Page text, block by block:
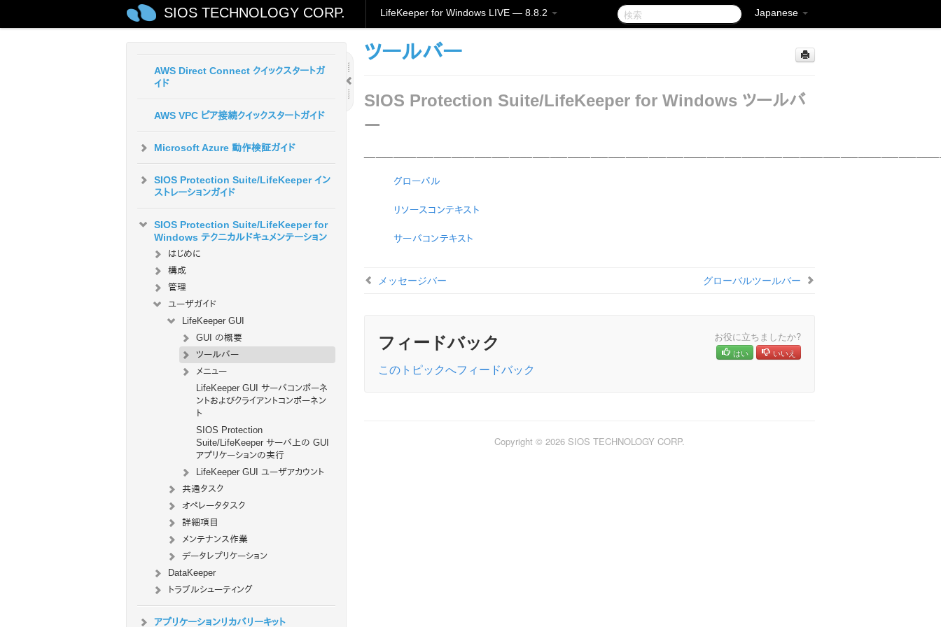
Japanese
SIOS TECHNOLOGY CORP.
LifeKeeper for Windows LIVE — 8.8.2
SIOS Protection Suite/LifeKeeper for
AWS Direct Connect クイックスタートガ
イド
AWS VPC ピア接続クイックスタートガイド
Microsoft Azure 動作検証ガイド
SIOS Protection Suite/LifeKeeper イン
ストレーションガイド
SIOS Protection Suite/LifeKeeper for
Windows テクニカルドキュメンテーション
はじめに
構成
管理
ユーザガイド
LifeKeeper GUI
GUI の概要
ツールバー
メニュー
LifeKeeper GUI サーバコンポーネ
ントおよびクライアントコンポーネン
ト
SIOS Protection
Suite/LifeKeeper サーバ上の GUI
アプリケーションの実行
LifeKeeper GUI ユーザアカウント
共通タスク
オペレータタスク
詳細項目
メンテナンス作業
データレプリケーション
DataKeeper
トラブルシューティング
アプリケーションリカバリーキット
ツールバー
SIOS Protection Suite/LifeKeeper for Windows ツールバ
ー
グローバル
リソースコンテキスト
サーバコンテキスト
メッセージバー グローバルツールバー
フィードバック お役に立ちましたか?
はい いいえ
このトピックへフィードバック
Copyright © 2026 SIOS TECHNOLOGY CORP.